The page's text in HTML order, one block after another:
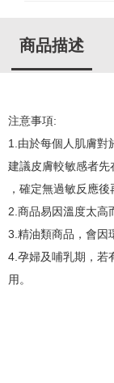
商品描述
注意事項:
1.由於每個人肌膚對
建議皮膚較敏感者先
，確定無過敏反應
2.商品易因溫度太高
3.精油類商品，會因
4.孕婦及哺乳期，若
用。